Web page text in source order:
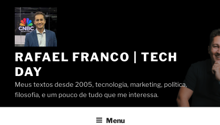
Pular
conteúdo
RAFAEL FRANCO | TECH
DAY
Meus textos desde 2005, tecnologia, marketing, política,
filosofia, e um pouco de tudo que me interessa.
Menu